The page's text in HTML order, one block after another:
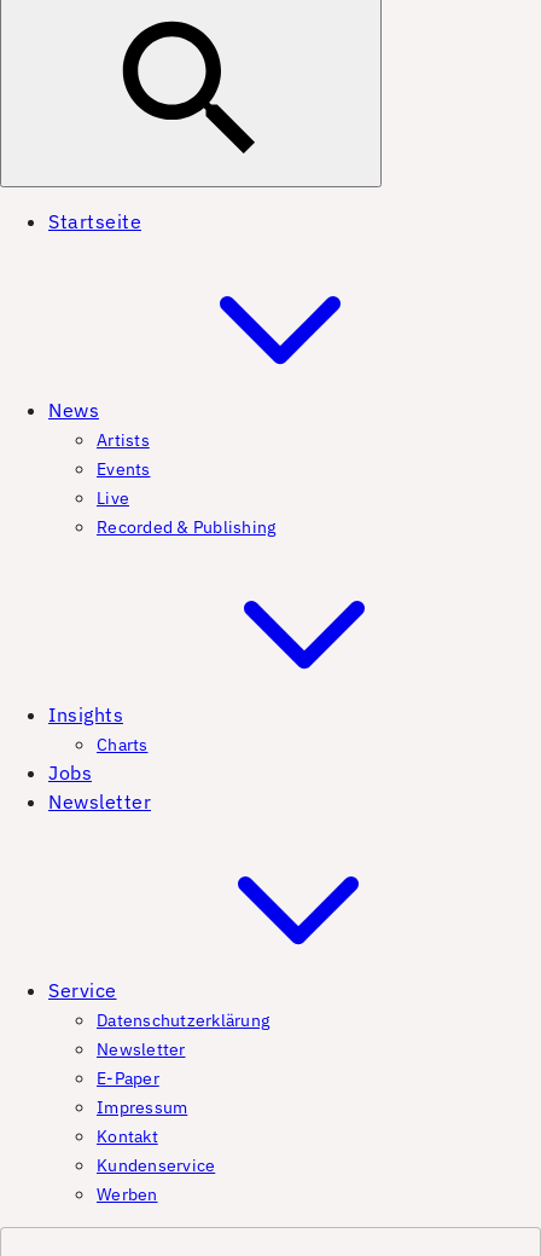
Startseite
News
Artists
Events
Live
Recorded & Publishing
Insights
Charts
Jobs
Newsletter
Service
Datenschutzerklärung
Newsletter
E-Paper
Impressum
Kontakt
Kundenservice
Werben